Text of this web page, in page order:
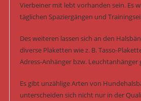
Vierbeiner mit lebt vorhanden sein. Es
täglichen Spaziergängen und
Des weiteren lassen sich an den
diverse Plaketten wie z. B. Tasso-
Adress-Anhänger bzw.
Es gibt unzählige Arten von
unterscheiden sich nicht nur in der